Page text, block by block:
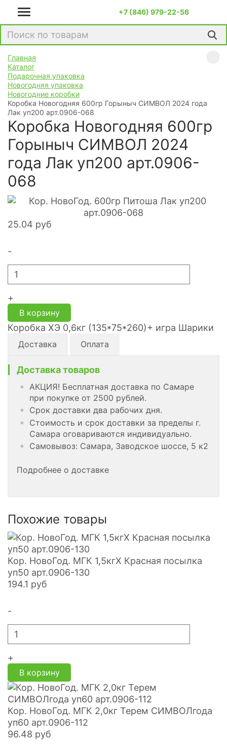
+7 (846) 979-22-56
Главная
Каталог
Подарочная упаковка
Новогодняя упаковка
Новогодние коробки
Коробка Новогодняя 600гр Горыныч СИМВОЛ 2024 года
Лак уп200 арт.0906-068
Коробка Новогодняя 600гр
Горыныч СИМВОЛ 2024
года Лак уп200 арт.0906-
068
25.04 руб
-
+
В корзину
Коробка ХЭ 0,6кг (135*75*260)+ игра Шарики
Доставка Оплата
Доставка товаров
АКЦИЯ! Бесплатная доставка по Самаре
при покупке от 2500 рублей.
Срок доставки два рабочих дня.
Стоимость и срок доставки за пределы г.
Самара оговариваются индивидуально.
Самовывоз: Самара, Заводское шоссе, 5 к2
Подробнее о доставке
Похожие товары
Кор. НовоГод. МГК 1,5кгХ Красная посылка
уп50 арт.0906-130
194.1 руб
-
+
В корзину
Кор. НовоГод. МГК 2,0кг Терем СИМВОЛгода
уп60 арт.0906-112
96.48 руб